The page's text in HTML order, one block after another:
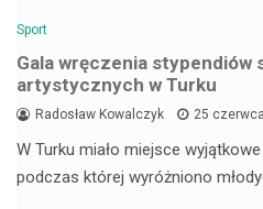
Sport
Gala wręczenia stypendiów
artystycznych w Turku
Radosław Kowalczyk 25
W Turku miało miejsce
podczas której wyróżniono